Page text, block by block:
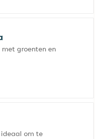
groenten en
ideaal om te